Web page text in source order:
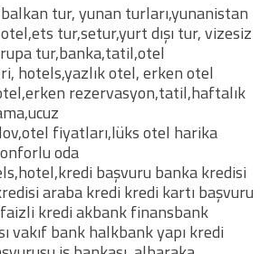
tur, yunan turları,yunanistan
tur,setur,yurt dışı tur, vizesiz
tur,banka,tatil,otel
hotels,yazlık otel, erken otel
rezervasyon,tatil,haftalık
fiyatları,lüks otel harika
oda
başvuru banka kredisi
araba kredi kredi kartı başvuru
kredi akbank finansbank
vakıf bank halkbank yapı kredi